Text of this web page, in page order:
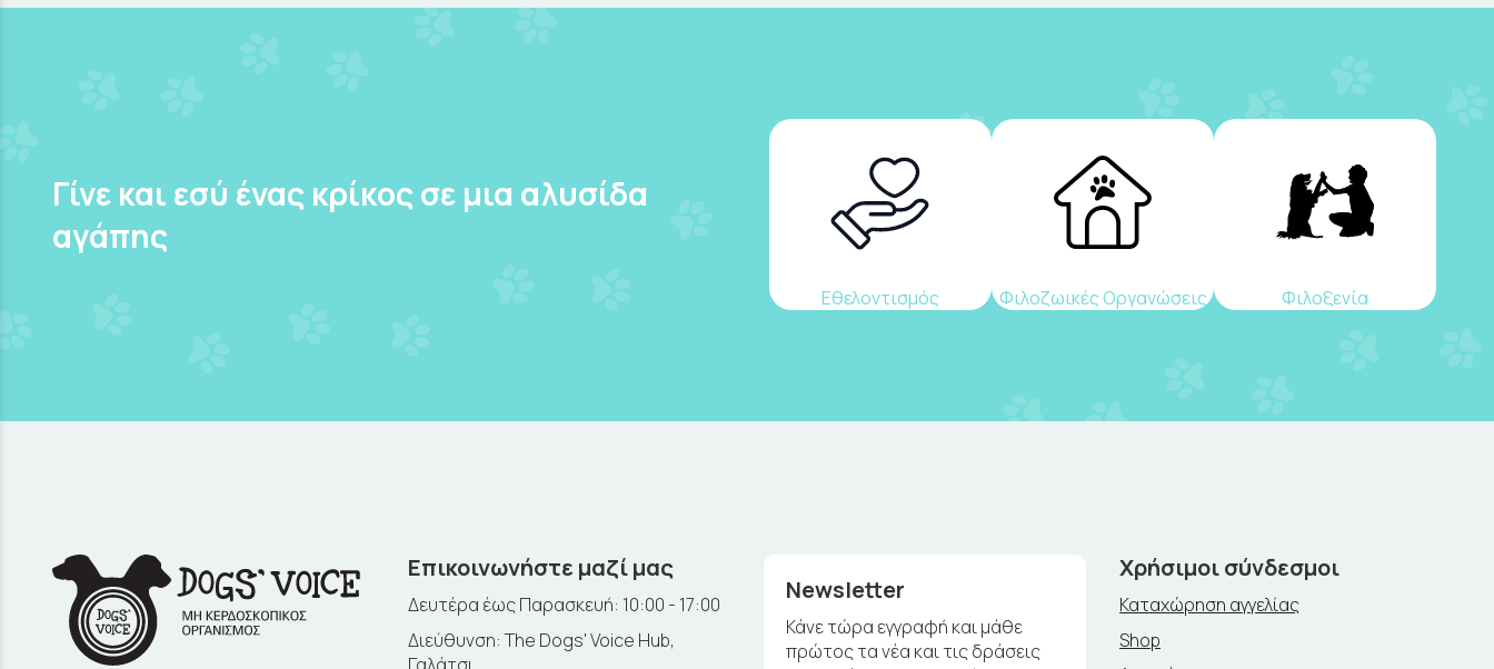
Γίνε και εσύ ένας κρίκος σε μια αλυσίδα
αγάπης
Εθελοντισμός Φιλοζωικές Οργανώσεις Φιλοξενία
Επικοινωνήστε μαζί μας
Δευτέρα έως Παρασκευή: 10:00 - 17:00
Διεύθυνση: The Dogs' Voice Hub,
Γαλάτσι
Newsletter
Κάνε τώρα εγγραφή και μάθε
πρώτος τα νέα και τις δράσεις
Χρήσιμοι σύνδεσμοι
Καταχώρηση αγγελίας
Shop